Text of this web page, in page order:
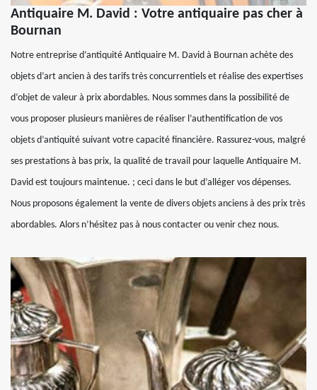
Antiquaire M. David : Votre antiquaire pas cher à
Bournan
Notre entreprise d’antiquité Antiquaire M. David à Bournan achète des
objets d’art ancien à des tarifs très concurrentiels et réalise des expertises
d’objet de valeur à prix abordables. Nous sommes dans la possibilité de
vous proposer plusieurs manières de réaliser l’authentification de vos
objets d’antiquité suivant votre capacité financière. Rassurez-vous, malgré
ses prestations à bas prix, la qualité de travail pour laquelle Antiquaire M.
David est toujours maintenue. ; ceci dans le but d’alléger vos dépenses.
Nous proposons également la vente de divers objets anciens à des prix très
abordables. Alors n’hésitez pas à nous contacter ou venir chez nous.